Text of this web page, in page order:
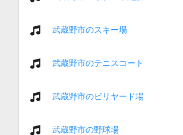
武蔵野市のスキー場
武蔵野市のテニスコート
武蔵野市のビリヤード場
武蔵野市の野球場